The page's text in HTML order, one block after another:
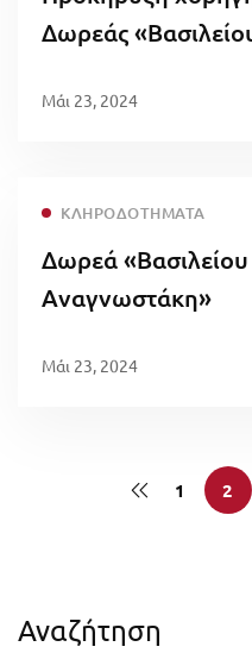
Δωρεάς
Μάι 23, 2024
ΚΛΗΡΟΔΟΤΉΜΑΤΑ
Δωρεά «Βασιλείου Απόλλωνα
Αναγνωστάκη»
Μάι 23, 2024
1 2
Αναζήτηση